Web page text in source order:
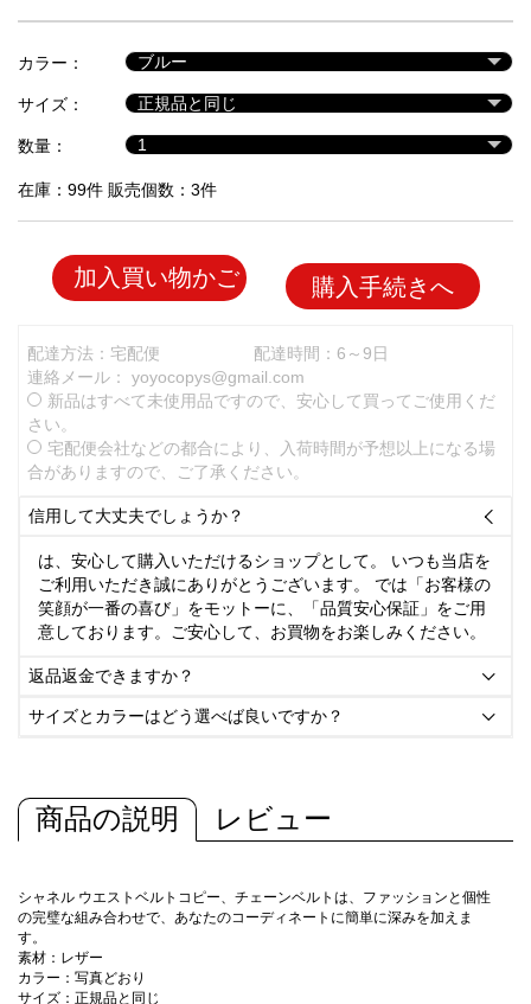
セ
ル
品
カラー：
サイズ：
数量：
在庫：99件 販売個数：3件
加入買い物かご 購入手続きへ
配達方法：宅配便
配達時間：6～9日
連絡メール： yoyocopys@gmail.com
新品はすべて未使用品ですので、安心して買ってご使用くだ
さい。
宅配便会社などの都合により、入荷時間が予想以上になる場
合がありますので、ご了承ください。
信用して大丈夫でしょうか？ 
は、安心して購入いただけるショップとして。 いつも当店を
ご利用いただき誠にありがとうございます。 では「お客様の
笑顔が一番の喜び」をモットーに、「品質安心保証」をご用
意しております。ご安心して、お買物をお楽しみください。
返品返金できますか？ 
サイズとカラーはどう選べば良いですか？ 
商品の説明 レビュー
シャネル ウエストベルトコピー、チェーンベルトは、ファッションと個性
の完璧な組み合わせで、あなたのコーディネートに簡単に深みを加えま
す。
素材：レザー
カラー：写真どおり
サイズ：正規品と同じ